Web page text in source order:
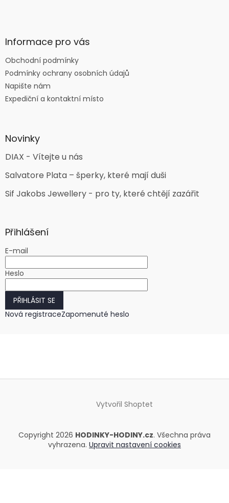
Informace pro vás
Obchodní podmínky
Podmínky ochrany osobních údajů
Napište nám
Expediční a kontaktní místo
Novinky
DIAX - Vítejte u nás
Salvatore Plata – šperky, které mají duši
Sif Jakobs Jewellery - pro ty, které chtějí zazářit
Přihlášení
E-mail
Heslo
PŘIHLÁSIT SE
Nová registraceZapomenuté heslo
Vytvořil Shoptet
Copyright 2026 HODINKY-HODINY.cz. Všechna práva
vyhrazena. Upravit nastavení cookies